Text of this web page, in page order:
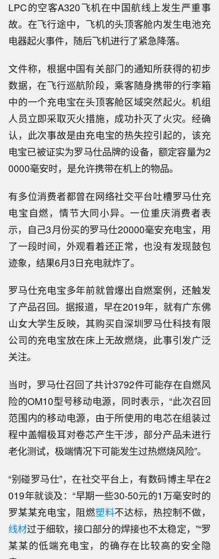
LPC的空客A320飞机在中国航线上发生严重事
故。在飞行途中，飞机的头顶客舱内发生电池充
电器起火事件，随后飞机进行了紧急降落。
文件称，根据中国有关部门的通知所获得的初步
数据，在飞行巡航阶段，乘客随身携带的行李箱
中的一个充电宝在头顶客舱区域突然起火。机组
人员立即采取灭火措施，成功扑灭了火灾。经确
认，此次事故是由充电宝的热失控引起的，该充
电宝已被证实为罗马仕品牌的设备，额定容量为2
0000毫安时，是允许携带在机上的物品。
有多位消费者都曾在网络社交平台吐槽罗马仕充
电宝自燃，情节大同小异。一位重庆消费者表
示，自己3月份买的罗马仕20000毫安充电宝，用
了一段时间，外观看着还正常，也没有发现鼓包
迹象，结果6月3日充电就炸了。
罗马仕充电宝多年前就曾爆出自燃案例，还触发
了产品召回。据报道，早在2019年，就有广东佛
山女大学生反映，其购买自深圳罗马仕科技有限
公司的充电宝放在床上无故燃烧，此事引发广泛
关注。
当时，罗马仕召回了共计3792件可能存在自燃风
险的OM10型号移动电源，同时表示，“此次召回
范围内的移动电源，由于所使用的电芯在组装过
程中盖帽极耳对卷芯产生干涉，部分产品未进行
老化测试，极端情况下可能发生过热燃烧风险”。
“别碰罗马仕”，在社交平台上，有数码博主早在2
019年就谈及：“早期一些30-50元的1万毫安时的
罗某某充电宝，阻燃塑料不达标，热控制不做，
线材过于细软，接口部分的焊接也不太稳定，”“罗
某某的低端充电宝，的确存在比较高的安全隐